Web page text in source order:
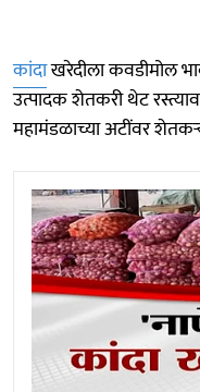
कांदाखरेदीला कवडीमोल
उत्पादक शेतकरी थेट
महामंडळाच्या अटींवर